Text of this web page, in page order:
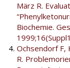
März R.
Biochemie.
Ochsendorf F,
R.